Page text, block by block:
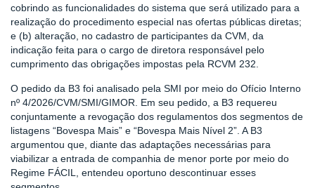
cobrindo as funcionalidades do sistema que será utilizado para a
realização do procedimento especial nas ofertas públicas diretas;
e (b) alteração, no cadastro de participantes da CVM, da
indicação feita para o cargo de diretora responsável pelo
cumprimento das obrigações impostas pela RCVM 232.
O pedido da B3 foi analisado pela SMI por meio do Ofício Interno
nº 4/2026/CVM/SMI/GIMOR. Em seu pedido, a B3 requereu
conjuntamente a revogação dos regulamentos dos segmentos de
listagens “Bovespa Mais” e “Bovespa Mais Nível 2”. A B3
argumentou que, diante das adaptações necessárias para
viabilizar a entrada de companhia de menor porte por meio do
Regime FÁCIL, entendeu oportuno descontinuar esses